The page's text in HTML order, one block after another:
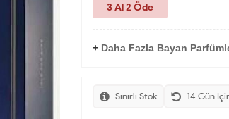
3 Al 2 Öde
+ Daha Fazla Bayan
Sınırlı Stok 14 Gün